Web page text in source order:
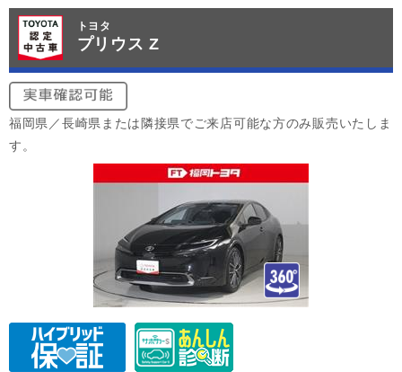
トヨタ
プリウス Z
福岡県／長崎県または隣接県でご来店可能な方のみ販売いたしま
す。